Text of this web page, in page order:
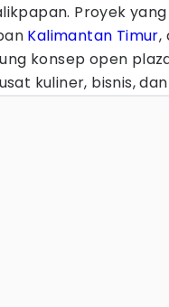
Proyek
Kalimantan Timur,
konsep open
kuliner, bisnis,